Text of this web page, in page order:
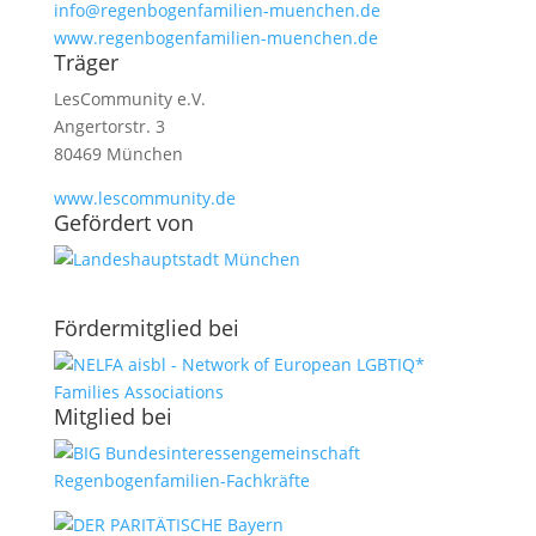
info@regenbogenfamilien-muenchen.de
www.regenbogenfamilien-muenchen.de
Träger
LesCommunity e.V.
Angertorstr. 3
80469 München
www.lescommunity.de
Geför­dert von
Förder­­mit­glied bei
Mit­glied bei